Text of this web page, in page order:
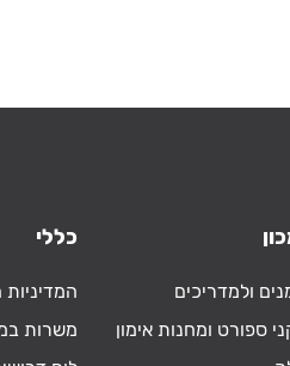
ולמדריכים
ספורט ומחנות אימון
כללי
משרות